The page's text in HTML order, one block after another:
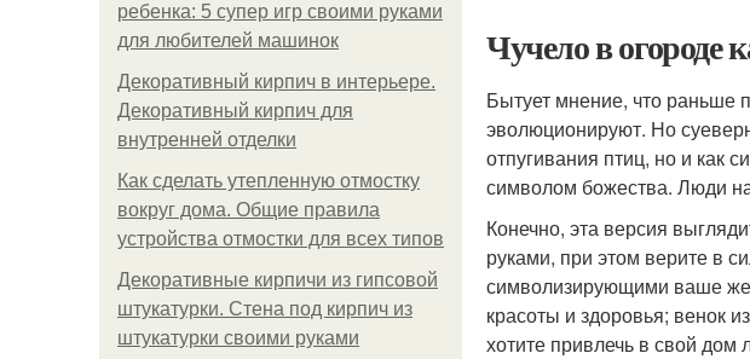
ребенка: 5 супер игр своими руками
для любителей машинок
Декоративный кирпич в интерьере.
Декоративный кирпич для
внутренней отделки
Как сделать утепленную отмостку
вокруг дома. Общие правила
устройства отмостки для всех типов
Декоративные кирпичи из гипсовой
штукатурки. Стена под кирпич из
штукатурки своими руками
Чучело в огороде
Бытует мнение, что раньше
эволюционируют. Но
отпугивания птиц, но и как
символом божества. Люди
Конечно, эта версия
руками, при этом верите в
символизирующими ваше
красоты и здоровья; венок
хотите привлечь в свой